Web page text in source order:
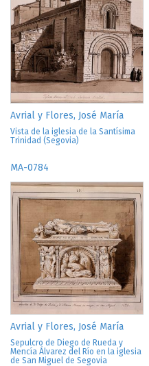
Avrial y Flores, José María
Vista de la iglesia de la Santísima
Trinidad (Segovia)
MA-0784
Avrial y Flores, José María
Sepulcro de Diego de Rueda y
Mencía Álvarez del Río en la iglesia
de San Miguel de Segovia